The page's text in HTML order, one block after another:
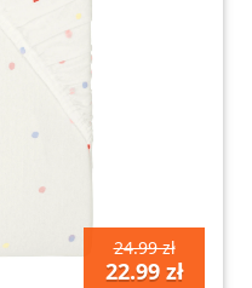
24.99 zł
22.99 zł